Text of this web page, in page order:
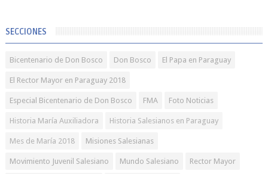
SECCIONES
Bicentenario de Don Bosco Don Bosco El Papa en Paraguay
El Rector Mayor en Paraguay 2018
Especial Bicentenario de Don Bosco FMA Foto Noticias
Historia María Auxiliadora Historia Salesianos en Paraguay
Mes de María 2018 Misiones Salesianas
Movimiento Juvenil Salesiano Mundo Salesiano Rector Mayor